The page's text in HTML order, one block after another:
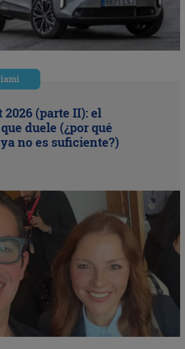
2026 (parte II): el
duele (¿por qué
no es suficiente?)